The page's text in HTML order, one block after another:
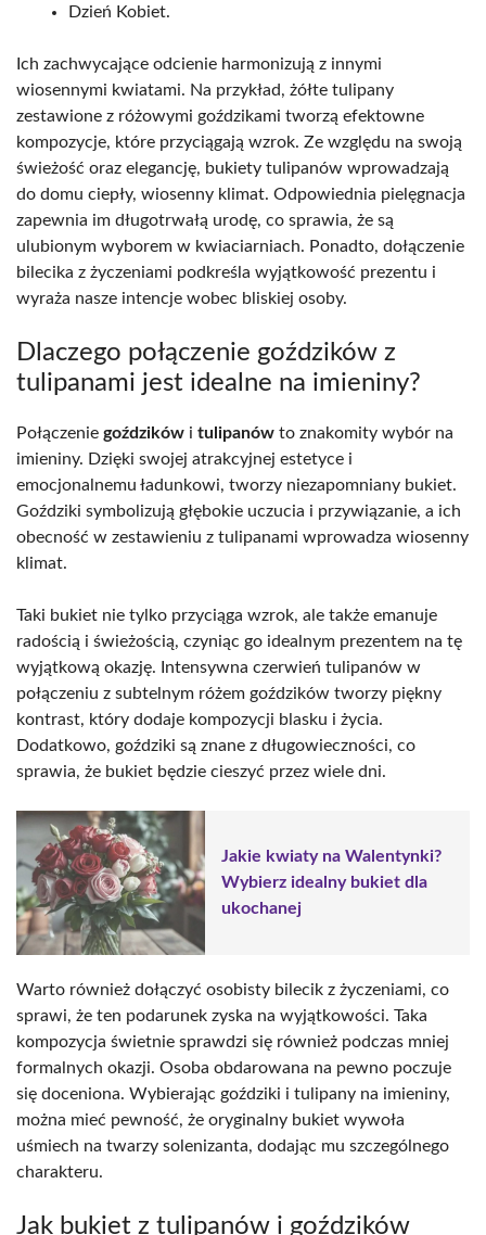
Dzień Kobiet.
Ich zachwycające odcienie harmonizują z innymi
wiosennymi kwiatami. Na przykład, żółte tulipany
zestawione z różowymi goździkami tworzą efektowne
kompozycje, które przyciągają wzrok. Ze względu na swoją
świeżość oraz elegancję, bukiety tulipanów wprowadzają
do domu ciepły, wiosenny klimat. Odpowiednia pielęgnacja
zapewnia im długotrwałą urodę, co sprawia, że są
ulubionym wyborem w kwiaciarniach. Ponadto, dołączenie
bilecika z życzeniami podkreśla wyjątkowość prezentu i
wyraża nasze intencje wobec bliskiej osoby.
Dlaczego połączenie goździków z
tulipanami jest idealne na imieniny?
Połączenie goździków i tulipanów to znakomity wybór na
imieniny. Dzięki swojej atrakcyjnej estetyce i
emocjonalnemu ładunkowi, tworzy niezapomniany bukiet.
Goździki symbolizują głębokie uczucia i przywiązanie, a ich
obecność w zestawieniu z tulipanami wprowadza wiosenny
klimat.
Taki bukiet nie tylko przyciąga wzrok, ale także emanuje
radością i świeżością, czyniąc go idealnym prezentem na tę
wyjątkową okazję. Intensywna czerwień tulipanów w
połączeniu z subtelnym różem goździków tworzy piękny
kontrast, który dodaje kompozycji blasku i życia.
Dodatkowo, goździki są znane z długowieczności, co
sprawia, że bukiet będzie cieszyć przez wiele dni.
Jakie kwiaty na Walentynki?
Wybierz idealny bukiet dla
ukochanej
Warto również dołączyć osobisty bilecik z życzeniami, co
sprawi, że ten podarunek zyska na wyjątkowości. Taka
kompozycja świetnie sprawdzi się również podczas mniej
formalnych okazji. Osoba obdarowana na pewno poczuje
się doceniona. Wybierając goździki i tulipany na imieniny,
można mieć pewność, że oryginalny bukiet wywoła
uśmiech na twarzy solenizanta, dodając mu szczególnego
charakteru.
Jak bukiet z tulipanów i goździków